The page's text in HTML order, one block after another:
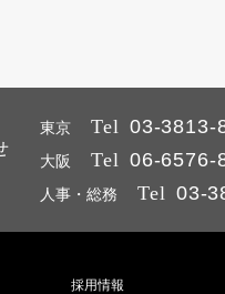
東京 Tel 03-3813-
大阪 Tel 06-6576-
人事・総務 Tel 03-
採用情報